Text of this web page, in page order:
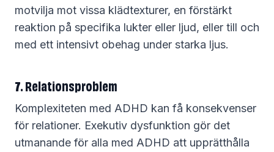
motvilja mot vissa klädtexturer, en förstärkt
reaktion på specifika lukter eller ljud, eller till och
med ett intensivt obehag under starka ljus.
7. Relationsproblem
Komplexiteten med ADHD kan få konsekvenser
för relationer. Exekutiv dysfunktion gör det
utmanande för alla med ADHD att upprätthålla